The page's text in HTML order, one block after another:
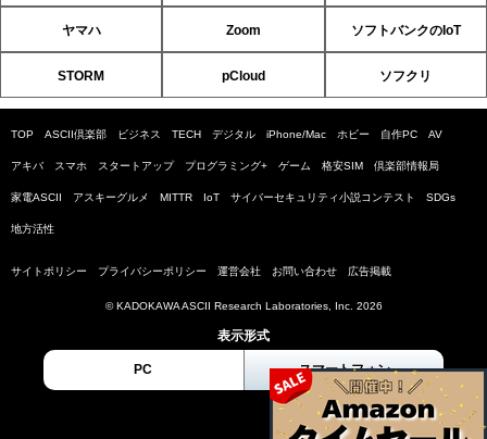
ヤマハ Zoom ソフトバンクのIoT
STORM pCloud ソフクリ
TOP ASCII倶楽部 ビジネス TECH デジタル iPhone/Mac ホビー 自作PC AV
アキバ スマホ スタートアップ プログラミング+ ゲーム 格安SIM 倶楽部情報局
家電ASCII アスキーグルメ MITTR IoT サイバーセキュリティ小説コンテスト SDGs
地方活性
サイトポリシー プライバシーポリシー 運営会社 お問い合わせ 広告掲載
© KADOKAWA ASCII Research Laboratories, Inc. 2026
表示形式
PC スマートフォン